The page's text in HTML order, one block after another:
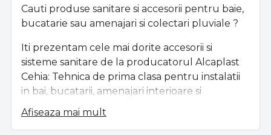
Cauti produse sanitare si accesorii pentru baie,
bucatarie sau amenajari si colectari pluviale ?
Iti prezentam cele mai dorite accesorii si
sisteme sanitare de la producatorul Alcaplast
Cehia: Tehnica de prima clasa pentru instalatii
in bai, bucatarii, amenajari interioare si
exterioare. Calitate Premium, Garantie de
Producator de pana la 25 Ani.
Afiseaza mai mult